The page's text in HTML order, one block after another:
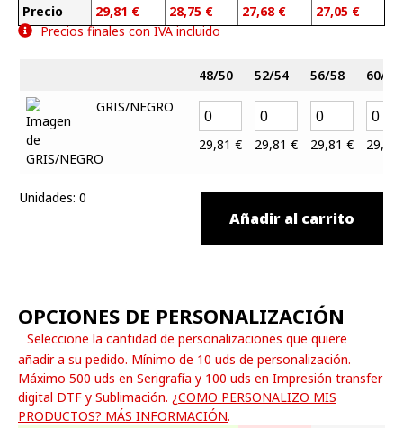
Precio
29,81 €
28,75 €
27,68 €
27,05 €
Precios finales con IVA incluido
48/50 52/54 56/58
60/62
GRIS/NEGRO
29,81 € 29,81 € 29,81 € 29,81
Unidades: 0
Añadir al carrito
OPCIONES DE PERSONALIZACIÓN
Seleccione la cantidad de personalizaciones que quiere
añadir a su pedido. Mínimo de 10 uds de personalización.
Máximo 500 uds en Serigrafía y 100 uds en Impresión transfer
digital DTF y Sublimación. ¿COMO PERSONALIZO MIS
PRODUCTOS? MÁS INFORMACIÓN.